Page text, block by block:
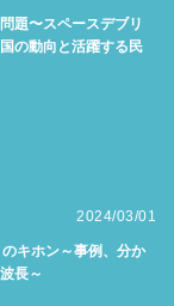
題〜スペースデブリ
の動向と活躍する民
2024/03/01
キホン～事例、分か
長～